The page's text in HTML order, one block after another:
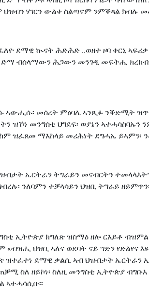
ሃገርን ውልቀ ስልጣኖም ንምቕጻል ክብሉ
ኲናት ሕድሕድ ..ወዘተ ዞባ ቀርኒ ኣፍሪቃ
ብሰላማውን ሕጋውን መንገዲ መፍትሒ
መሰረት ምዕባሌ ኣንጺፉ ንቕድሚት
ዝኾነ መንግሰቲ ህግደፍ፡ ወያኔን
ዝፈጸመ ማእከላይ መሪሕነት ደግሓኤ ይኣምን፡
ኤርትራን ትግራይን መናብርትን
ንለባምን ተቓላሳይን ህዝቢ ትግራይ
ኢትዮጵያ ክግለጽ ዝስማዕ ዘሎ ርእይቶ
ህዝቢ ኣለና ወደባት ናይ ግድን የድልየና
ደማዊ ቃልሲ ኣብ ህዝብታት ኤርትራን
ስለ ዘይኮነ፡ ስለዚ መንግስቲ ኢትዮጵያ